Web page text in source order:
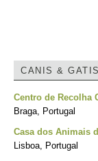
CANIS & GATIS
Centro de Recolha
Braga, Portugal
Casa dos Animais
Lisboa, Portugal